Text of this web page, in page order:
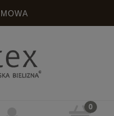
ZALOGUJ SIĘ